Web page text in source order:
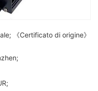
《Certificato di origine》